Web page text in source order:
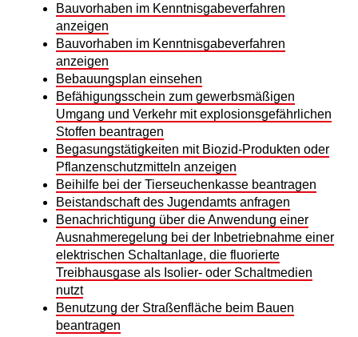
Bauvorhaben im Kenntnisgabeverfahren
anzeigen
Bauvorhaben im Kenntnisgabeverfahren
anzeigen
Bebauungsplan einsehen
Befähigungsschein zum gewerbsmäßigen
Umgang und Verkehr mit explosionsgefährlichen
Stoffen beantragen
Begasungstätigkeiten mit Biozid-Produkten oder
Pflanzenschutzmitteln anzeigen
Beihilfe bei der Tierseuchenkasse beantragen
Beistandschaft des Jugendamts anfragen
Benachrichtigung über die Anwendung einer
Ausnahmeregelung bei der Inbetriebnahme einer
elektrischen Schaltanlage, die fluorierte
Treibhausgase als Isolier- oder Schaltmedien
nutzt
Benutzung der Straßenfläche beim Bauen
beantragen